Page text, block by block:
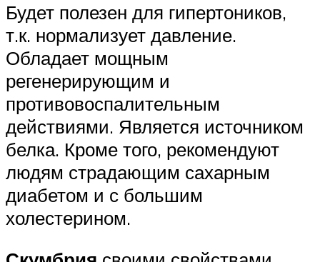
Будет полезен для гипертоников,
т.к. нормализует давление.
Обладает мощным
регенерирующим и
противовоспалительным
действиями. Является источником
белка. Кроме того, рекомендуют
людям страдающим сахарным
диабетом и с большим
холестерином.